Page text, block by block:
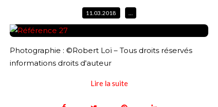
11.03.2018 …
Photographie : ©Robert Loï – Tous droits réservés
informations droits d'auteur
Lire la suite